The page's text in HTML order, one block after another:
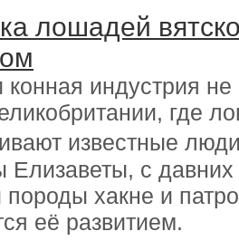
лошадей
индустрия
где
известные
Елизаветы, с
хакне и
её развитием.